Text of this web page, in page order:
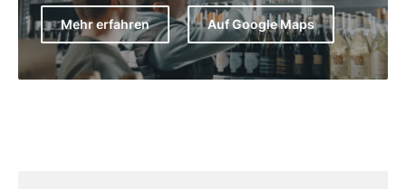
Mehr erfahren Auf Google Maps